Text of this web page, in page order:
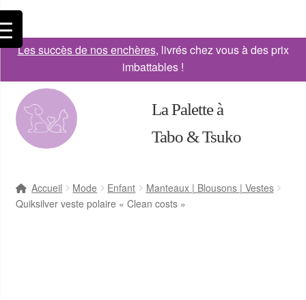
Les succès de nos enchères, livrés chez vous à des prix
imbattables !
La Palette à
Tabo & Tsuko
Accueil Mode Enfant
Manteaux | Blousons | Vestes
Quiksilver veste polaire « Clean costs »